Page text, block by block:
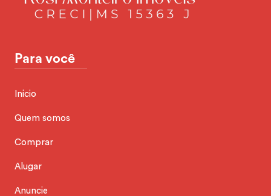
Para você
Inicio
Quem somos
Comprar
Alugar
Anuncie